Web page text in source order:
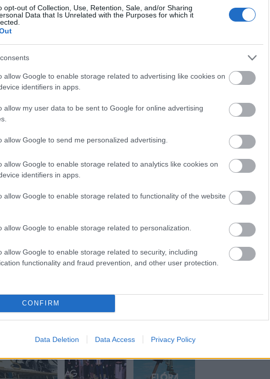
opt-out of Collection, Use, Retention, Sale, and/or Sharing
Data that Is Unrelated with the Purposes for which it
allow Google to enable storage related to advertising like cookies on
identifiers in apps.
allow my user data to be sent to Google for online advertising
allow Google to send me personalized advertising.
allow Google to enable storage related to analytics like cookies on
identifiers in apps.
allow Google to enable storage related to functionality of the website
allow Google to enable storage related to personalization.
allow Google to enable storage related to security, including
functionality and fraud prevention, and other user protection.
CONFIRM
Data Deletion Data Access Privacy Policy
valamint a sunyiságtól haldokló kreativitás
megszokott módon vegyíti az aprólékosan
és Butt-head
a
(a rendre véletlen rasszizmusba fulladó
Ahogy pedig Richard újszülött
ahogy epizódról epizódra fejlődik,
képességeinek teljes hiányával. A kérdés pedig
köpni, mint a nagyok – másrészt viszont
Richard tehetséges és szorgalmas senki, aki –
úgy szakad ki a monotonitás zakatolásából, hogy a
Az egyik megoldás az lenne, ha „felnőne a
azok vezetik. Ez a felnövés azonban – vagy
évadban bontakozhat ki igazán. Judge
látott sztereotípiákhoz, formulaszerűségük
önfeledten elővezető színészeknek
Mintha Judge kezében minden sablon új
azAgymenők által zsákutcába terelt geek-toposz
méltó helyét.
1 komment
EZT LÁTTUK
Tweets by